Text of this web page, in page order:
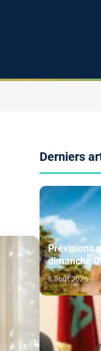
Derniers
Prévisions
dimanche
8 août 2026